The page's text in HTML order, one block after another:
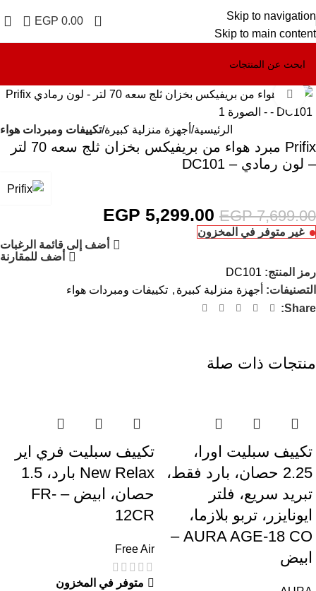
Skip to navigation
Skip to main content
0
EGP 0.00
Click to enlarge
الرئيسية أجهزة منزلية كبيرة تكييفات ومبردات هواء
Prifix مبرد هواء من بريفيكس بخزان ثلج سعه 70 لتر
– لون رمادي – DC101
EGP7,699.00
EGP 5,299.00
غير متوفر في المخزون
أضف إلى قائمة الرغبات
أضف للمقارنة
رمز المنتج: DC101
التصنيفات: أجهزة منزلية كبيرة , تكييفات ومبردات هواء
Share:
منتجات ذات صلة
تكييف سبليت اورا،
2.25 حصان، بارد فقط،
تبريد سريع، فلتر
ايونايزر، تربو بلازما،
AURA AGE-18 CO –
ابيض
تكييف سبليت فري اير
New Relax بارد، 1.5
حصان، ابيض – FR-
12CR
Free Air
متوفر في المخزون